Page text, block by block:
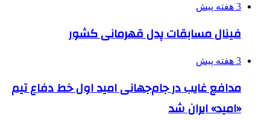
3 هفته پیش
فینال مسابقات پدل قهرمانی کشور
3 هفته پیش
مدافع غایب در جام‌جهانی امید اول خط دفاع تیم
«امید» ایران شد